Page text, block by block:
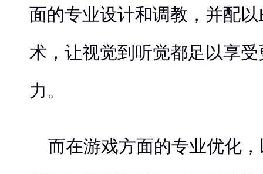
面的专业设计和调教，并配以
术，让视觉到听觉都足以享
力。
而在游戏方面的专业优化